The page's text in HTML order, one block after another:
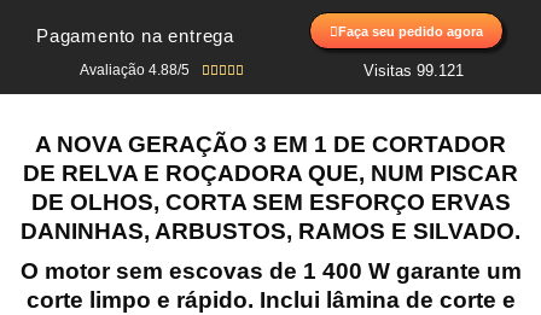
Pagamento na entrega Faça seu pedido agora
Avaliação 4.88/5  Visitas 99.121
A NOVA GERAÇÃO 3 EM 1 DE CORTADOR
DE RELVA E ROÇADORA QUE, NUM PISCAR
DE OLHOS, CORTA SEM ESFORÇO ERVAS
DANINHAS, ARBUSTOS, RAMOS E SILVADO.
O motor sem escovas de 1 400 W garante um
corte limpo e rápido. Inclui lâmina de corte e